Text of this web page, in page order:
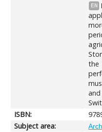
EN
the
ISBN:
Subject area: